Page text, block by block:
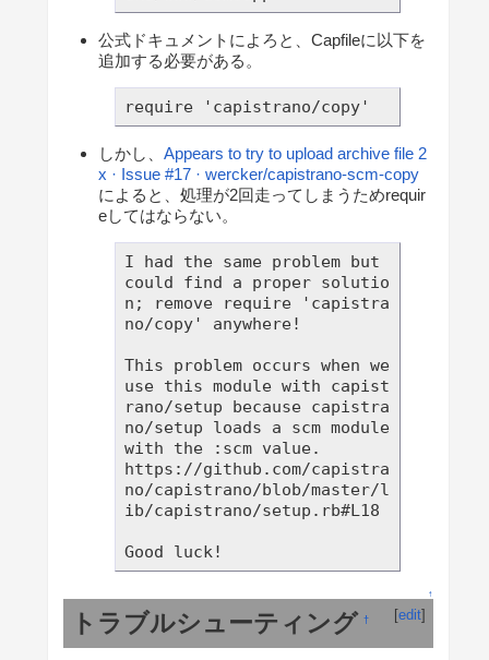
公式ドキュメントによろと、Capfileに以下を
追加する必要がある。
require 'capistrano/copy'
しかし、Appears to try to upload archive file 2
x · Issue #17 · wercker/capistrano-scm-copy
によると、処理が2回走ってしまうためrequir
eしてはならない。
I had the same problem but
could find a proper solutio
n; remove require 'capistra
no/copy' anywhere!
This problem occurs when we
use this module with capist
rano/setup because capistra
no/setup loads a scm module
with the :scm value.
https://github.com/capistra
no/capistrano/blob/master/l
ib/capistrano/setup.rb#L18
↑
トラブルシューティング † [edit]